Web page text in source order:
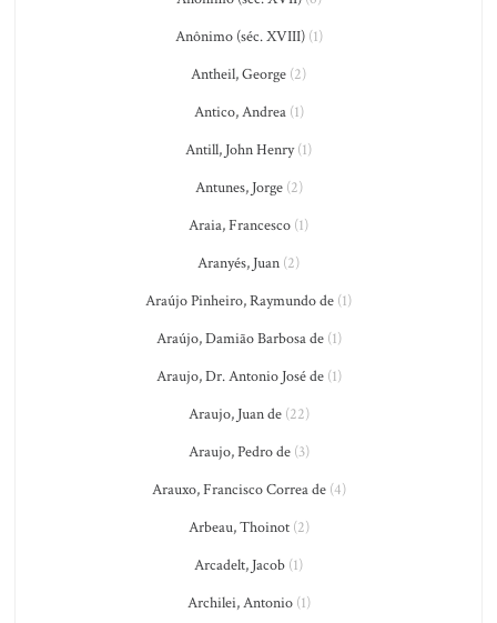
Anônimo (séc. XVIII)(1)
Antheil, George (2)
Antico, Andrea(1)
Antill, John Henry(1)
Antunes, Jorge(2)
Araia, Francesco (1)
Aranyés, Juan (2)
Araújo Pinheiro, Raymundo de (1)
Araújo, Damião Barbosa de(1)
Araujo, Dr. Antonio José de(1)
Araujo, Juan de(22)
Araujo, Pedro de(3)
Arauxo, Francisco Correa de(4)
Arbeau, Thoinot(2)
Arcadelt, Jacob (1)
Archilei, Antonio(1)